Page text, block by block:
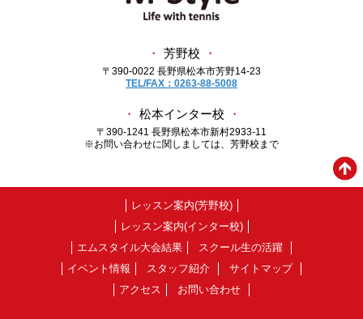
・ 芳野校 ・
〒390-0022 長野県松本市芳野14-23
TEL/FAX：0263-88-5008
・ 松本インター校 ・
〒390-1241 長野県松本市新村2933-11
※お問い合わせに関しましては、芳野校まで
レッスン案内(芳野校)
レッスン案内(インター校)
エムスタイル大会結果
スクール生の活躍
イベント情報
スタッフ紹介
サイトマップ
アクセス
お問い合わせ